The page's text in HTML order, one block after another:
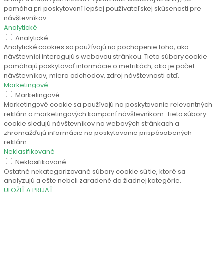
pomáha pri poskytovaní lepšej používateľskej skúsenosti pre
návštevníkov.
Analytické
Analytické
Analytické cookies sa používajú na pochopenie toho, ako
návštevníci interagujú s webovou stránkou. Tieto súbory cookie
pomáhajú poskytovať informácie o metrikách, ako je počet
návštevníkov, miera odchodov, zdroj návštevnosti atď.
Marketingové
Marketingové
Marketingové cookie sa používajú na poskytovanie relevantných
reklám a marketingových kampaní návštevníkom. Tieto súbory
cookie sledujú návštevníkov na webových stránkach a
zhromažďujú informácie na poskytovanie prispôsobených
reklám.
Neklasifikované
Neklasifikované
Ostatné nekategorizované súbory cookie sú tie, ktoré sa
analyzujú a ešte neboli zaradené do žiadnej kategórie.
ULOŽIŤ A PRIJAŤ